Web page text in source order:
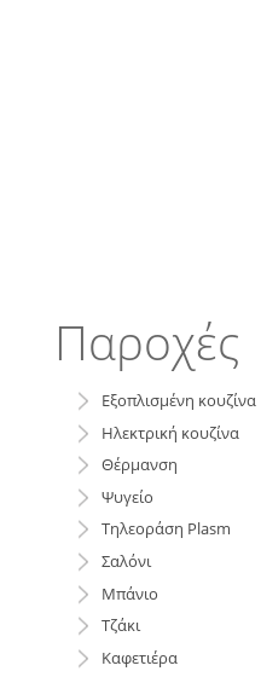
Παροχές
Εξοπλισμένη κουζίνα
Ηλεκτρική κουζίνα
Θέρμανση
Ψυγείο
Τηλεοράση Plasm
Σαλόνι
Μπάνιο
Τζάκι
Καφετιέρα